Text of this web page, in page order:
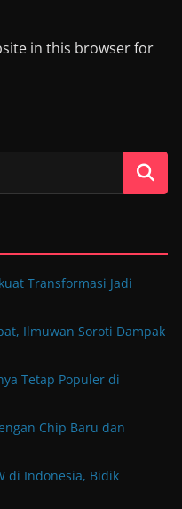
in this browser for
Transformasi Jadi
Ilmuwan Soroti Dampak
Tetap Populer di
Chip Baru dan
di Indonesia, Bidik